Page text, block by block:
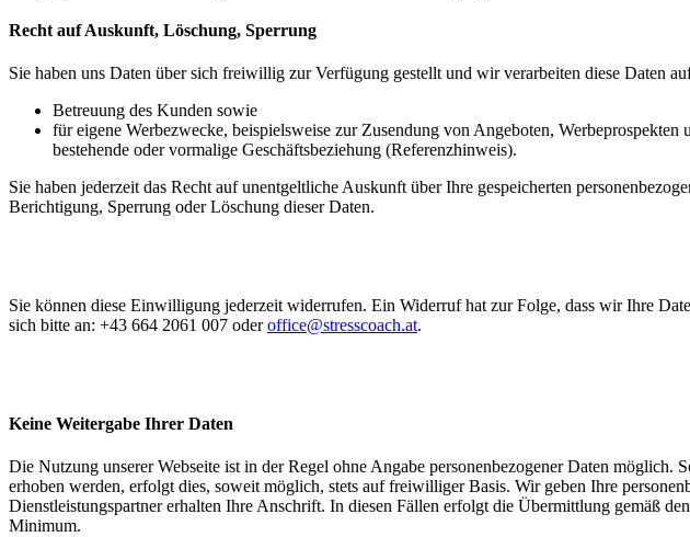
Recht auf Auskunft, Löschung, Sperrung
Sie haben uns Daten über sich freiwillig zur Verfügung gestellt und wir verarbeiten diese Daten
Betreuung des Kunden sowie
für eigene Werbezwecke, beispielsweise zur Zusendung von Angeboten,
bestehende oder vormalige Geschäftsbeziehung (Referenzhinweis).
Sie haben jederzeit das Recht auf unentgeltliche Auskunft über Ihre gespeicherten
Berichtigung, Sperrung oder Löschung dieser Daten.
Sie können diese Einwilligung jederzeit widerrufen. Ein Widerruf hat zur Folge, dass wir Ihre
sich bitte an: +43 664 2061 007 oderoffice@stresscoach.at.
Keine Weitergabe Ihrer Daten
Die Nutzung unserer Webseite ist in der Regel ohne Angabe personenbezogener Daten
erhoben werden, erfolgt dies, soweit möglich, stets auf freiwilliger Basis. Wir geben Ihre
Dienstleistungspartner erhalten Ihre Anschrift. In diesen Fällen erfolgt die Übermittlung gemäß
Minimum.